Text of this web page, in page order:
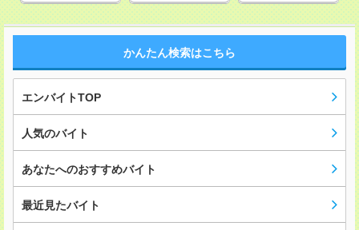
かんたん検索はこちら
エンバイトTOP
人気のバイト
あなたへのおすすめバイト
最近見たバイト